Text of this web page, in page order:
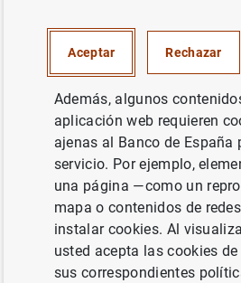
SITUACIÓN ECONÓMICA
Estadísticas de
zona del euro: julio de
Estado
Aceptar Rechazar
Además, algunos
aplicación web requieren
ajenas al Banco de España
servicio. Por ejemplo,
una página —como un
mapa o contenidos de
instalar cookies. Al
usted acepta las cookies
sus correspondientes